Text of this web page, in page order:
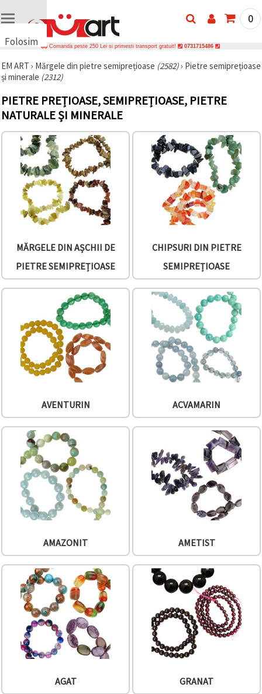
Folosim
uri
🍪 Folosim
și
tehnologii
similare
pentru a
asigura
funcționarea
corectă a
site-ului,
pentru a vă
îmbunătăți
experiența
acordul
dumneavoastră,
analiza
traficul și a
afișa
conținut și
reclame
mai
partenerilor
noștri de
analiză și
marketing.
Puteți fi de
urile făcând
clic pe
"acceptati
toate!" Sau
indicați
preferințele
în setări
selectând
un tip de
cookie -uri
Аcceptati
toate!
Setări
0
Comanda peste 250 Lei si primesti transport gratuit! 0731715486
EM ART › Mărgele din pietre semiprețioase (2582)› Pietre semiprețioase
și minerale (2312)
PIETRE PREȚIOASE, SEMIPREȚIOASE, PIETRE
NATURALE ȘI MINERALE
MĂRGELE DIN AȘCHII DE
PIETRE SEMIPREȚIOASE
CHIPSURI DIN PIETRE
SEMIPREȚIOASE
AVENTURIN ACVAMARIN
AMAZONIT AMETIST
AGAT GRANAT